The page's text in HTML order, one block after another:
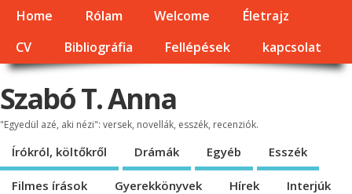
Home Rólam Welcome
Életrajz
CV
Bibliográfia Fellépések kapcsolat
Szabó T. Anna
"Egyedül azé, aki nézi": versek, novellák, esszék, recenziók.
Írókról, költőkről Drámák Egyéb Esszék
Filmes írások Gyerekkönyvek Hírek Interjúk